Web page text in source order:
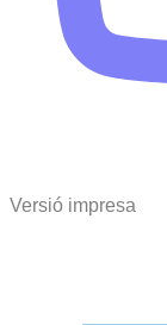
Versió impresa